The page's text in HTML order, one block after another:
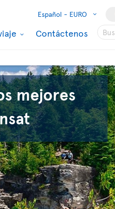
Español - EURO
Contáctenos
mejores